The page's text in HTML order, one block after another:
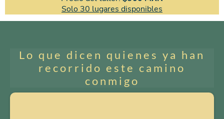
Solo 30 lugares disponibles
Lo que dicen quienes ya han
recorrido este camino
conmigo